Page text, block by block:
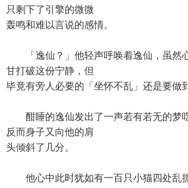
只剩下了引擎的微微
轰鸣和难以言说的感情。
「逸仙？」他轻声呼唤着逸仙，虽然
甘打破这份宁静，但
毕竟有旁人必要的「坐怀不乱」还是要做
酣睡的逸仙发出了一声若有若无的梦呓
反而身子又向他的肩
头倾斜了几分。
他心中此时犹如有一百只小猫四处乱